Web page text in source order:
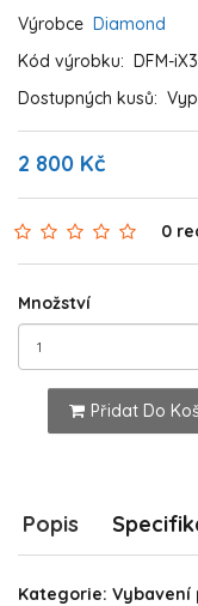
Výrobce Diamond
Kód výrobku: DFM-
Dostupných kusů:
2 800 Kč
0
Množství
Přidat Do
Popis
Kategorie: Vybavení